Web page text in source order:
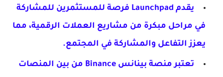
يقدم Launchpad فرصة للمستثمرين للمشاركة
في مراحل مبكرة من مشاريع العملات الرقمية، مما
يعزز التفاعل والمشاركة في المجتمع.
تعتبرمنصة بينانس
Binance من بين المنصات